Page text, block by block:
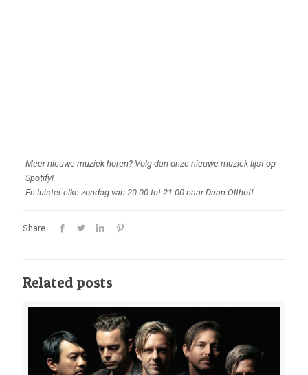
Meer nieuwe muziek horen? Volg dan onze nieuwe muziek lijst op
Spotify!
En luister elke zondag van 20:00 tot 21:00 naar Daan Olthoff
Share
Related posts